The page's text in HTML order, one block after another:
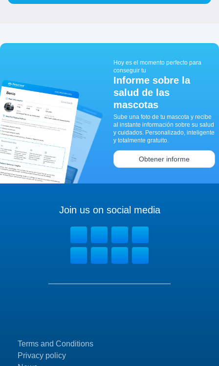
Hoy es el momento perfecto para
conseguir tu
Informe sobre la
salud de las
mascotas
Sube una foto de tu mascota y recibe
al instante información sobre su salud
y cuidados. Personalizado, inteligente
y totalmente gratuito.
Obtener informe
Terms and Conditions
Privacy policy
Join us on social media